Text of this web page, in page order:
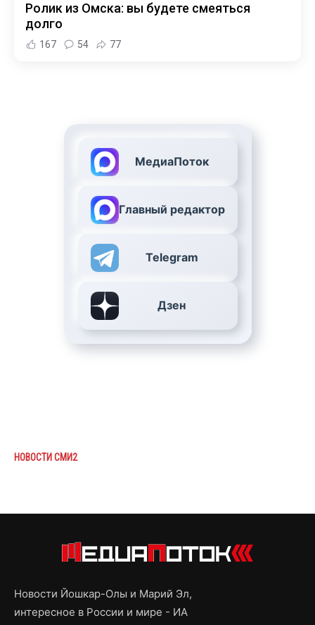
Ролик из Омска: вы будете смеяться
долго
167 54 77
МедиаПоток
Главный редактор
Telegram
Дзен
НОВОСТИ СМИ2
Новости Йошкар-Олы и Марий Эл,
интересное в России и мире - ИА